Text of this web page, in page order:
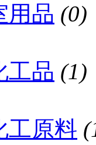
用品 (0)
工品 (1)
工原料